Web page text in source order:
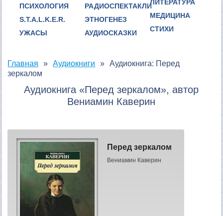
ПСИХОЛОГИЯ
S.T.A.L.K.E.R.
УЖАСЫ
РАДИОСПЕКТАКЛИ
ЭТНОГЕНЕЗ
АУДИОСКАЗКИ
ЛИТЕРАТУРА
МЕДИЦИНА
СТИХИ
Главная Аудиокниги
Аудиокнига: Перед
зеркалом
Аудиокнига «Перед зеркалом», автор
Вениамин Каверин
Перед зеркалом
Вениамин Каверин